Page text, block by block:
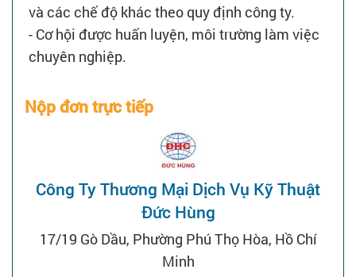
và các chế độ khác theo quy định công ty.
- Cơ hội được huấn luyện, môi trường làm việc
chuyên nghiệp.
Nộp đơn trực tiếp
Công Ty Thương Mại Dịch Vụ Kỹ Thuật
Đức Hùng
17/19 Gò Dầu, Phường Phú Thọ Hòa, Hồ Chí
Minh